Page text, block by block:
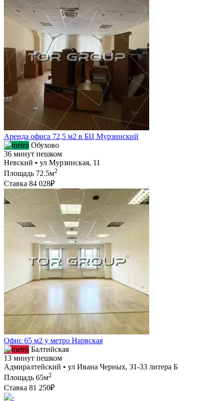
Аренда офиса 72,5 м2 в БЦ Мурзинский
Обухово
36 минут пешком
Невский • ул Мурзинская, 11
Площадь 72.5м2
Ставка 84 028₽
Офис 65 м2 у метро Нарвская
Балтийская
13 минут пешком
Адмиралтейский • ул Ивана Черных, 31-33 литера Б
Площадь 65м2
Ставка 81 250₽